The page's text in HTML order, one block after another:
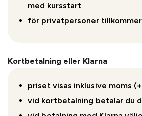
med kursstart
för privatpersoner tillkommer
Kortbetalning eller Klarna
priset visas inklusive moms
vid kortbetalning betalar du